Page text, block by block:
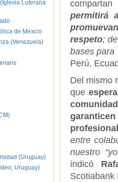
permitirá
respeto;
bases para
Perú,
Del mismo
que
entre
nuestro
indicó
Scotiabank
Luterana
de México
(Venezuela)
(Uruguay)
Uruguay)